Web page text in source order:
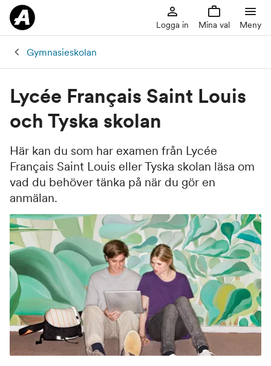
Logga in Mina val Meny
Gymnasieskolan
Lycée Français Saint Louis
och Tyska skolan
Här kan du som har examen från Lycée
Français Saint Louis eller Tyska skolan läsa om
vad du behöver tänka på när du gör en
anmälan.